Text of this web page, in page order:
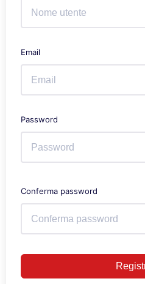
Email
Password
Conferma password